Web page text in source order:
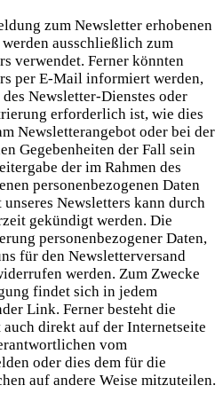
zum Newsletter erhobenen
ausschließlich zum
verwendet. Ferner könnten
per E-Mail informiert werden,
Newsletter-Dienstes oder
erforderlich ist, wie dies
Newsletterangebot oder bei der
Gegebenheiten der Fall sein
der im Rahmen des
personenbezogenen Daten
Newsletters kann durch
gekündigt werden. Die
personenbezogener Daten,
für den Newsletterversand
werden. Zum Zwecke
findet sich in jedem
Link. Ferner besteht die
direkt auf der Internetseite
vom
oder dies dem für die
auf andere Weise mitzuteilen.